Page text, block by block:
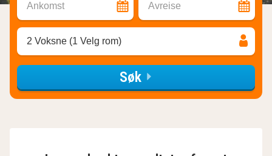
Ankomst Avreise
2 Voksne (1 Velg rom)
Søk